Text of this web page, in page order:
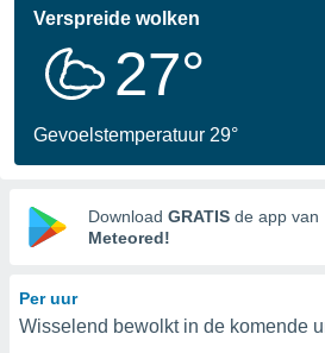
door
verstrekte
hoge
hebt de
voor
op basis
Verspreide wolken
27°
Gevoelstemperatuur 29°
Download GRATIS de app van
Meteored!
Per uur
Wisselend bewolkt in de komende